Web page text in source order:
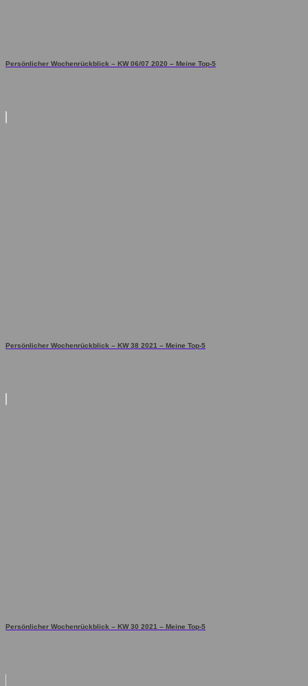
Persönlicher Wochenrückblick – KW 06/07 2020 – Meine Top-5
Persönlicher Wochenrückblick – KW 38 2021 – Meine Top-5
Persönlicher Wochenrückblick – KW 30 2021 – Meine Top-5